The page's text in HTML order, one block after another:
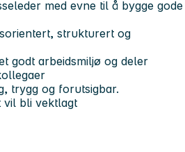
med evne til å bygge gode
strukturert og
godt arbeidsmiljø og deler
trygg og forutsigbar.
vil bli vektlagt